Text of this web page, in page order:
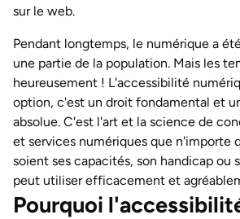
sur le web.
Pendant longtemps, le numérique a
une partie de la population. Mais les
heureusement ! L'accessibilité
option, c'est un droit fondamental et
absolue. C'est l'art et la science de
et services numériques que n'importe
soient ses capacités, son handicap ou
peut utiliser efficacement et
Pourquoi